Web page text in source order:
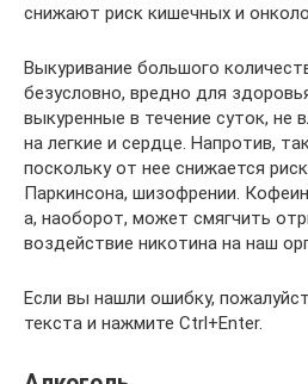
снижают риск кишечных и
Выкуривание большого
безусловно, вредно для
выкуренные в течение суток, не
на легкие и сердце. Напротив,
поскольку от нее снижается
Паркинсона, шизофрении.
а, наоборот, может смягчить
воздействие никотина на наш
Если вы нашли ошибку,
текста и нажмите Ctrl+Enter.